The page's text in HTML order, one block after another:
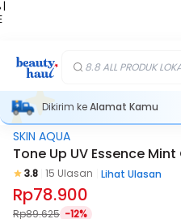
|
8.8 ALL PRODUK
Dikirim keAlamat Kamu
SKIN AQUA
Tone Up UV Essence Mint
3.8 15 Ulasan Lihat Ulasan
Rp78.900
Rp89.625 -12%